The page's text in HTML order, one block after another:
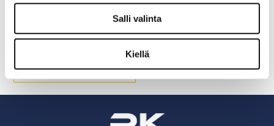
Salli valinta
Kiellä
Lattiahyllyt, koottava ja
Syvyys 300-600 mm.
Korkeus 2000 mm.